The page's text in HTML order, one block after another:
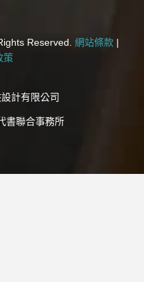
Reserved. 網站條款 |
策
計有限公司
書聯合事務所